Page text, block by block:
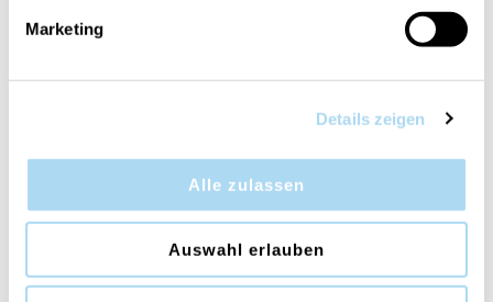
Marketing
Details zeigen
Alle zulassen
Auswahl erlauben
Wax Melts
Reed Diffuser 100ml